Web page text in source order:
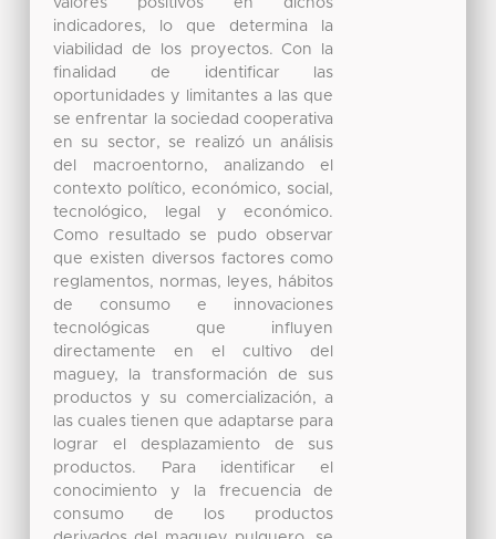
valores positivos en dichos
indicadores, lo que determina la
viabilidad de los proyectos. Con la
finalidad de identificar las
oportunidades y limitantes a las que
se enfrentar la sociedad cooperativa
en su sector, se realizó un análisis
del macroentorno, analizando el
contexto político, económico, social,
tecnológico, legal y económico.
Como resultado se pudo observar
que existen diversos factores como
reglamentos, normas, leyes, hábitos
de consumo e innovaciones
tecnológicas que influyen
directamente en el cultivo del
maguey, la transformación de sus
productos y su comercialización, a
las cuales tienen que adaptarse para
lograr el desplazamiento de sus
productos. Para identificar el
conocimiento y la frecuencia de
consumo de los productos